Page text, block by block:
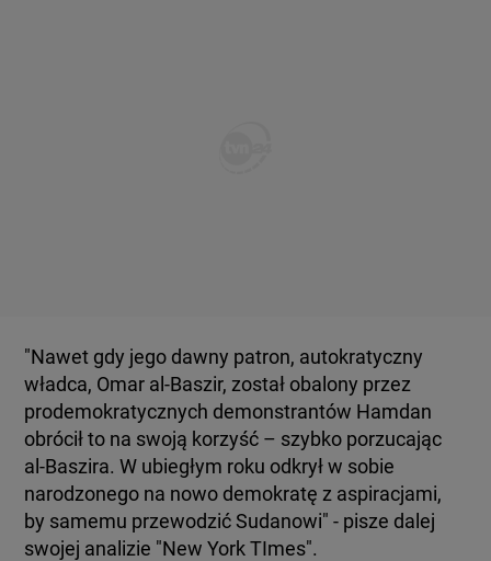
"Nawet gdy jego dawny patron, autokratyczny
władca, Omar al-Baszir, został obalony przez
prodemokratycznych demonstrantów Hamdan
obrócił to na swoją korzyść – szybko porzucając
al-Baszira. W ubiegłym roku odkrył w sobie
narodzonego na nowo demokratę z aspiracjami,
by samemu przewodzić Sudanowi" - pisze dalej
swojej analizie "New York TImes".